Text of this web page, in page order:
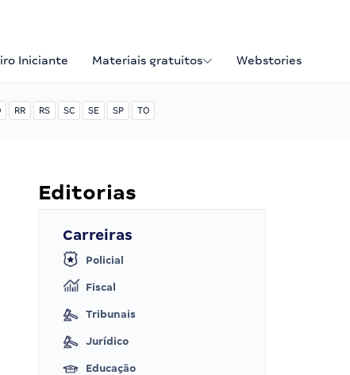
Iniciante Materiais gratuitos Webstories
RR RS SC SE SP TO
Editorias
Carreiras
Policial
Fiscal
Tribunais
Jurídico
Educação